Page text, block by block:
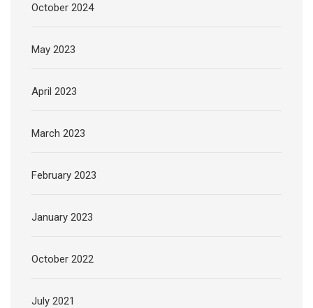
October 2024
May 2023
April 2023
March 2023
February 2023
January 2023
October 2022
July 2021